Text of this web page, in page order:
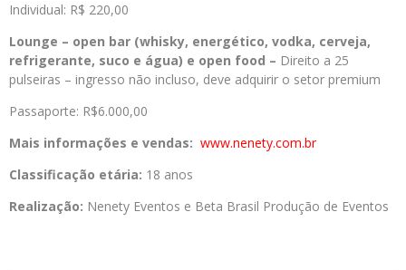
Individual: R$ 220,00
Lounge – open bar (whisky, energético, vodka, cerveja,
refrigerante, suco e água) e open food – Direito a 25
pulseiras – ingresso não incluso, deve adquirir o setor premium
Passaporte: R$6.000,00
Mais informações e vendas: www.nenety.com.br
Classificação etária: 18 anos
Realização: Nenety Eventos e Beta Brasil Produção de Eventos